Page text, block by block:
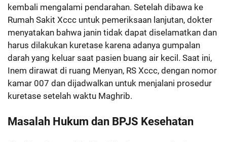
kembali mengalami pendarahan. Setelah dibawa ke
Rumah Sakit Xccc untuk pemeriksaan lanjutan, dokter
menyatakan bahwa janin tidak dapat diselamatkan dan
harus dilakukan kuretase karena adanya gumpalan
darah yang keluar saat pasien buang air kecil. Saat ini,
Inem dirawat di ruang Menyan, RS Xccc, dengan nomor
kamar 007 dan dijadwalkan untuk menjalani prosedur
kuretase setelah waktu Maghrib.
Masalah Hukum dan BPJS Kesehatan